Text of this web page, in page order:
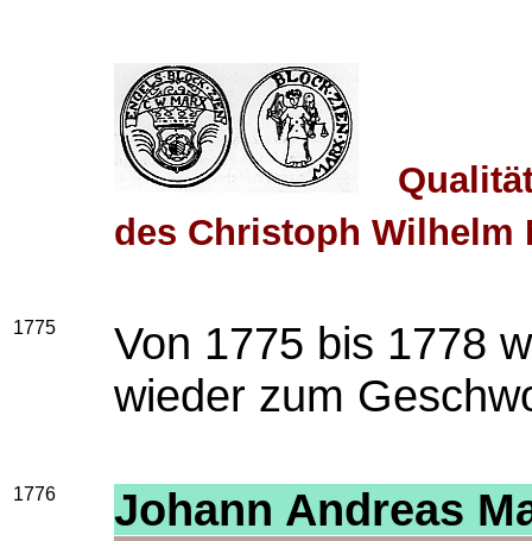
des Christoph Wilhelm
1775
Von 1775 bis 1778
wieder zum
1776
Johann Andreas